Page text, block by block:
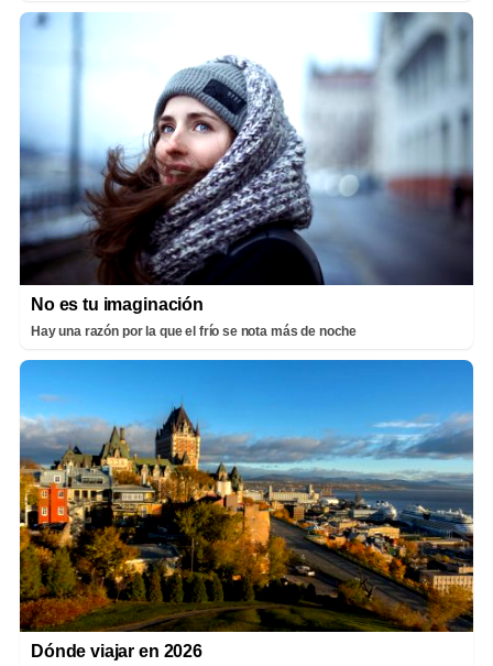
No es tu imaginación
Hay una razón por la que el frío se nota más de noche
Dónde viajar en 2026